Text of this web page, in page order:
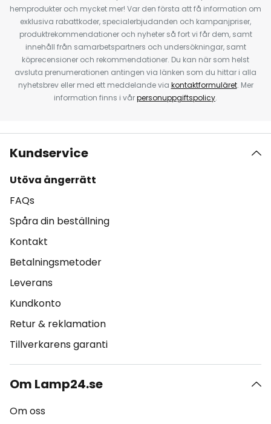
hemprodukter och mycket mer! Var den första att få information om
exklusiva rabattkoder, specialerbjudanden och kampanjpriser,
produktrekommendationer och nyheter så fort vi får dem, samt
innehåll från samarbetspartners och undersökningar, samt
köprecensioner och rekommendationer. Du kan när som helst
avsluta prenumerationen antingen via länken som du hittar i alla
nyhetsbrev eller med ett meddelande via kontaktformuläret. Mer
information finns i vårpersonuppgiftspolicy.
Kundservice
Utöva ångerrätt
FAQs
Spåra din beställning
Kontakt
Betalningsmetoder
Leverans
Kundkonto
Retur & reklamation
Tillverkarens garanti
Om Lamp24.se
Om oss